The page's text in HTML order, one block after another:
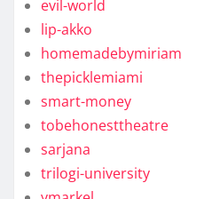
evil-world
lip-akko
homemadebymiriam
thepicklemiami
smart-money
tobehonesttheatre
sarjana
trilogi-university